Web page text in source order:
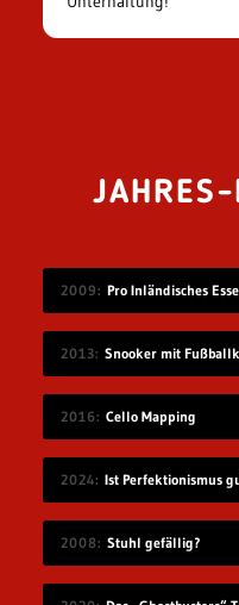
JAHRES-
2009 Pro Inländisches
2013 Snooker mit
2016 Cello Mapping
2024 Ist Perfektionismus
2008 Stuhl gefällig?